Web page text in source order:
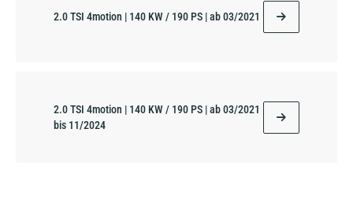
2.0 TSI 4motion | 140 KW / 190 PS | ab 03/2021
2.0 TSI 4motion | 140 KW / 190 PS | ab 03/2021
bis 11/2024